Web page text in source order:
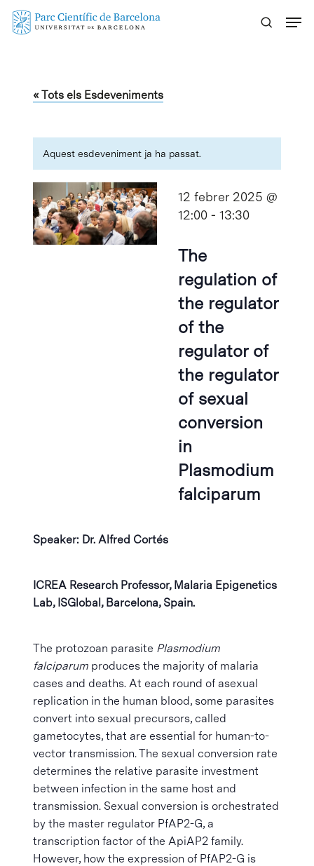
Skip
« Tots els Esdeveniments
Aquest esdeveniment ja ha passat.
12 febrer 2025 @
12:00- 13:30
The
regulation of
the regulator
of the
regulator of
the regulator
of sexual
conversion
in
Plasmodium
falciparum
Speaker: Dr. Alfred Cortés
ICREA Research Professor, Malaria Epigenetics
Lab, ISGlobal, Barcelona, Spain.
The protozoan parasite Plasmodium
falciparumproduces the majority of malaria
cases and deaths. At each round of asexual
replication in the human blood, some parasites
convert into sexual precursors, called
gametocytes, that are essential for human-to-
vector transmission. The sexual conversion rate
determines the relative parasite investment
between infection in the same host and
transmission. Sexual conversion is orchestrated
by the master regulator PfAP2-G, a
transcription factor of the ApiAP2 family.
However, how the expression of PfAP2-G is